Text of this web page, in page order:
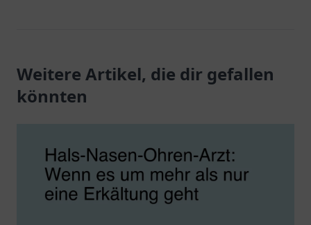
Weitere Artikel, die dir gefallen
könnten